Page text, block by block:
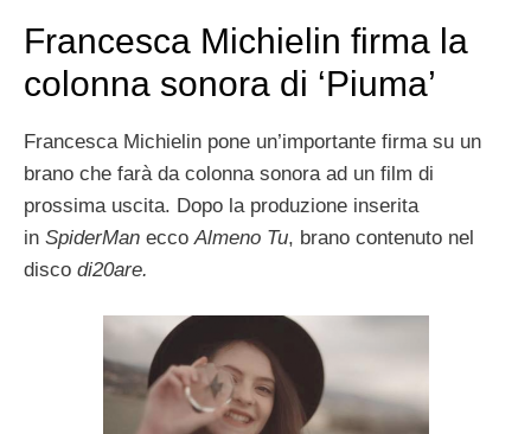
Francesca Michielin firma la
colonna sonora di ‘Piuma’
Francesca Michielin pone un’importante firma su un
brano che farà da colonna sonora ad un film di
prossima uscita. Dopo la produzione inserita
in SpiderMan eccoAlmeno Tu, brano contenuto nel
disco di20are.